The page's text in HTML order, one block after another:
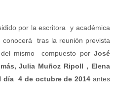
por la escritora y académica
conocerá tras la reunión prevista
mismo compuesto por José
Julia Muñoz Ripoll , Elena
día 4 de octubre de 2014 antes